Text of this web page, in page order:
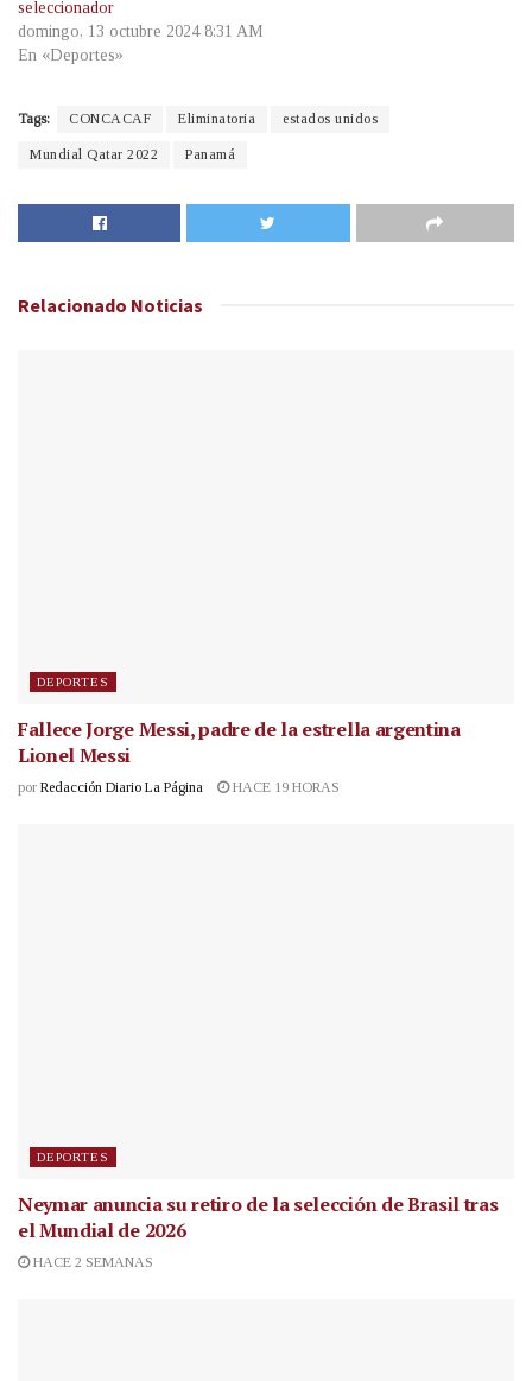
seleccionador
domingo, 13 octubre 2024 8:31 AM
En «Deportes»
Tags: CONCACAF Eliminatoria estados unidos
Mundial Qatar 2022 Panamá
Relacionado Noticias
DEPORTES
Fallece Jorge Messi, padre de la estrella argentina
Lionel Messi
por Redacción Diario La Página HACE 19 HORAS
DEPORTES
Neymar anuncia su retiro de la selección de Brasil tras
el Mundial de 2026
HACE 2 SEMANAS